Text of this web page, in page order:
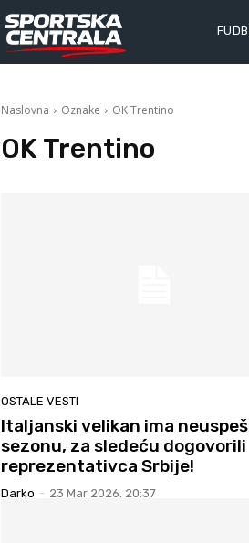
Naslovna Oznake OK Trentino
OK Trentino
OSTALE VESTI
Italjanski velikan ima
sezonu, za sledeću dogovorili
reprezentativca Srbije!
Darko - 23 Mar 2026. 20:37